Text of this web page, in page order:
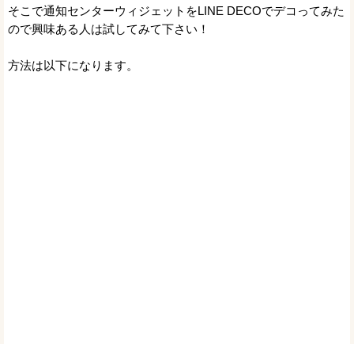
そこで通知センターウィジェットをLINE DECOでデコってみた
ので興味ある人は試してみて下さい！
方法は以下になります。